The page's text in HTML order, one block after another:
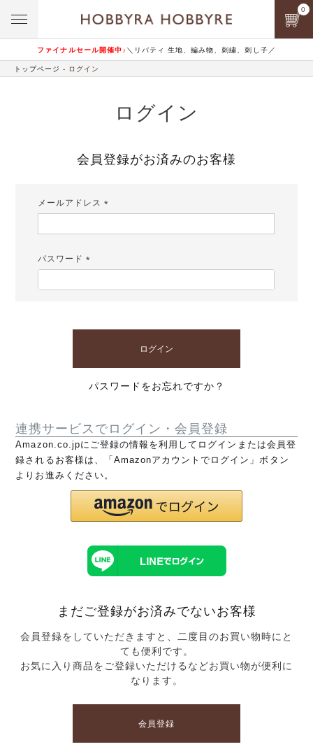
ファイナルセール開催中♪ ＼リバティ 生地、編み物、刺繍、刺し子／
0
トップページ ログイン
ログイン
会員登録がお済みのお客様
メールアドレス
パスワード
ログイン
パスワードをお忘れですか？
連携サービスでログイン・会員登録
Amazon.co.jpにご登録の情報を利用してログインまたは会員登
録されるお客様は、「Amazonアカウントでログイン」ボタン
よりお進みください。
まだご登録がお済みでないお客様
会員登録をしていただきますと、二度目のお買い物時にと
ても便利です。
お気に入り商品をご登録いただけるなどお買い物が便利に
なります。
会員登録